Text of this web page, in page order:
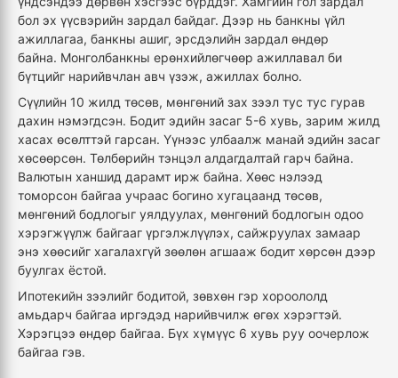
бол эх үүсвэрийн зардал байдаг. Дээр нь банкны үйл
ажиллагаа, банкны ашиг, эрсдэлийн зардал өндөр
байна. Монголбанкны ерөнхийлөгчөөр ажиллавал би
бүтцийг нарийвчлан авч үзэж, ажиллах болно.
Сүүлийн 10 жилд төсөв, мөнгөний зах зээл тус тус гурав
дахин нэмэгдсэн. Бодит эдийн засаг 5-6 хувь, зарим жилд
хасах өсөлттэй гарсан. Үүнээс улбаалж манай эдийн засаг
хөсөөрсөн. Төлбөрийн тэнцэл алдагдалтай гарч байна.
Валютын ханшид дарамт ирж байна. Хөөс нэлээд
томорсон байгаа учраас богино хугацаанд төсөв,
мөнгөний бодлогыг уялдуулах, мөнгөний бодлогын одоо
хэрэгжүүлж байгааг үргэлжлүүлэх, сайжруулах замаар
энэ хөөсийг хагалахгүй зөөлөн агшааж бодит хөрсөн дээр
буулгах ёстой.
Ипотекийн зээлийг бодитой, зөвхөн гэр хороололд
амьдарч байгаа иргэдэд нарийвчилж өгөх хэрэгтэй.
Хэрэгцээ өндөр байгаа. Бүх хүмүүс 6 хувь руу оочерлож
байгаа гэв.